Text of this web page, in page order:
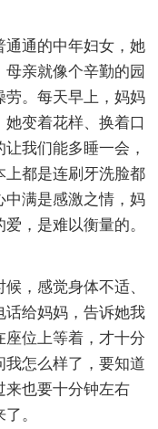
通通的中年妇女，她
亲就像个辛勤的园
劳。每天早上，妈妈
变着花样、换着口
我们能多睡一会，
上都是连刷牙洗脸都
中满是感激之情，妈
，是难以衡量的。
，感觉身体不适、
话给妈妈，告诉她我
位上等着，才十分
怎么样了，要知道
来也要十分钟左右
。